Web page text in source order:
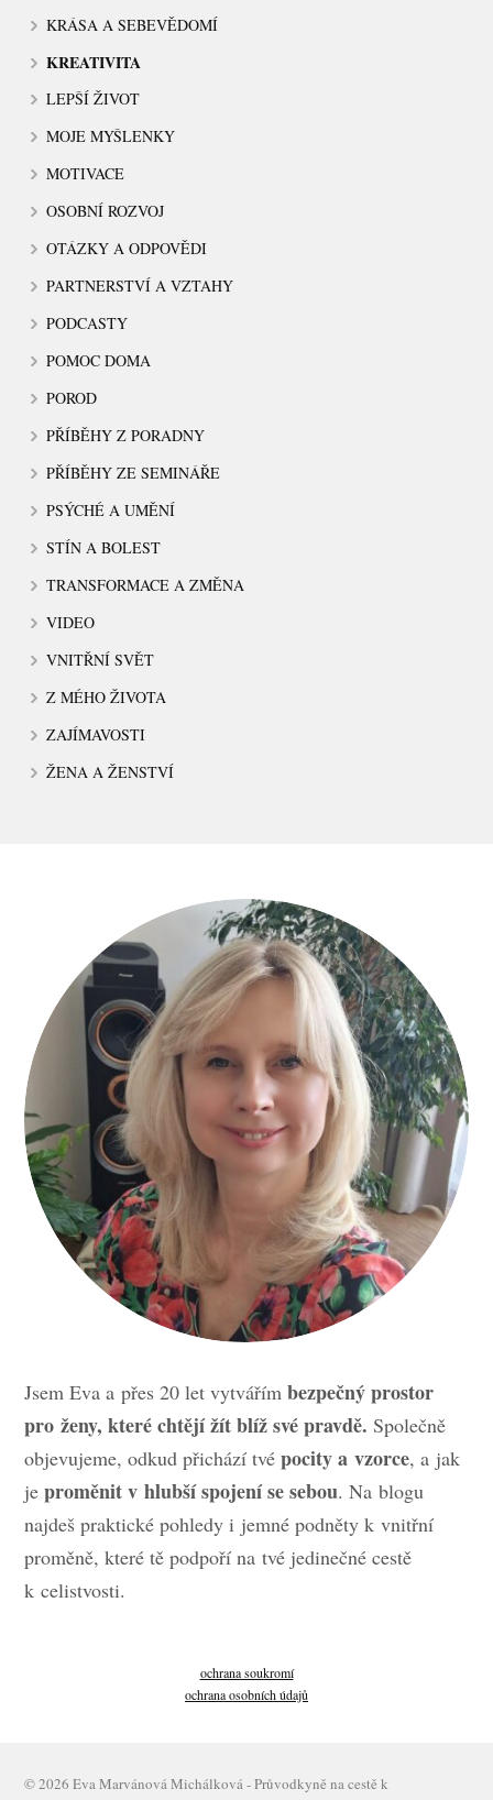
KRÁSA A SEBEVĚDOMÍ
KREATIVITA
LEPŠÍ ŽIVOT
MOJE MYŠLENKY
MOTIVACE
OSOBNÍ ROZVOJ
OTÁZKY A ODPOVĚDI
PARTNERSTVÍ A VZTAHY
PODCASTY
POMOC DOMA
POROD
PŘÍBĚHY Z PORADNY
PŘÍBĚHY ZE SEMINÁŘE
PSÝCHÉ A UMĚNÍ
STÍN A BOLEST
TRANSFORMACE A ZMĚNA
VIDEO
VNITŘNÍ SVĚT
Z MÉHO ŽIVOTA
ZAJÍMAVOSTI
ŽENA A ŽENSTVÍ
Jsem Eva a přes 20 let vytvářímbezpečný prostor
pro ženy, které chtějí žít blíž své pravdě. Společně
objevujeme, odkud přichází tvépocity a vzorce, a jak
jeproměnit v hlubší spojení se sebou. Na blogu
najdeš praktické pohledy i jemné podněty k vnitřní
proměně, které tě podpoří na tvé jedinečné cestě
k celistvosti.
ochrana soukromí
ochrana osobních údajů
© 2026 Eva Marvánová Michálková - Průvodkyně na cestě k